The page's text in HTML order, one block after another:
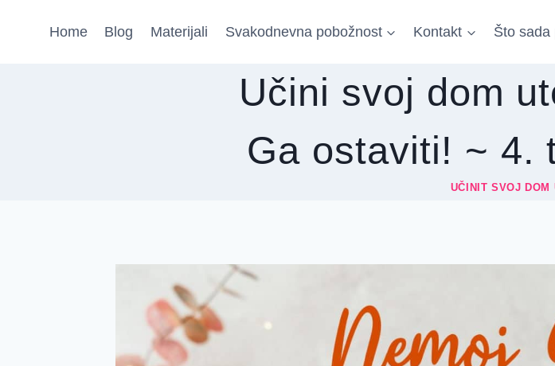
Home Blog Materijali Svakodnevna pobožnost Kontakt Što sada
Učini svoj dom
Ga ostaviti! ~ 4.
UČINIT SVOJ DOM